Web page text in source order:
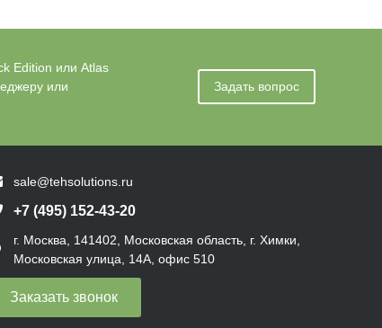
Edition или Atlas
или
Задать вопрос
sale@tehsolutions.ru
+7 (495) 152-43-20
г. Москва, 141402, Московская область, г. Химки,
Московская улица, 14А, офис 510
Заказать звонок